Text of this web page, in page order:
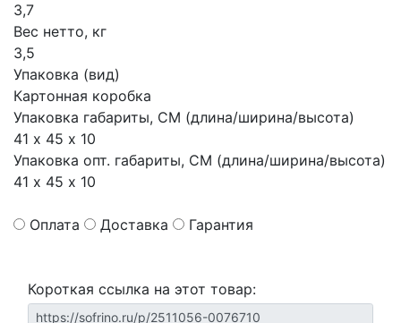
3,7
Вес нетто, кг
3,5
Упаковка (вид)
Картонная коробка
Упаковка габариты, СМ (длина/ширина/высота)
41 х 45 х 10
Упаковка опт. габариты, СМ (длина/ширина/высота)
41 х 45 х 10
Оплата Доставка Гарантия
Короткая ссылка на этот товар: